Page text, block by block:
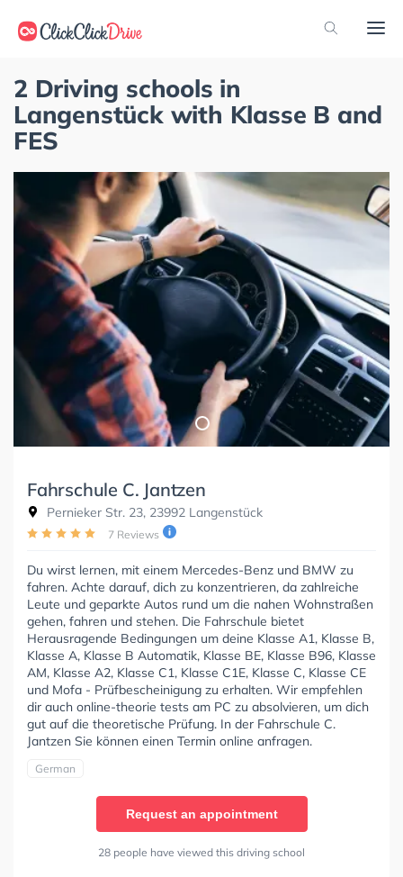
2 Driving schools in
Langenstück with Klasse B and
FES
Fahrschule C. Jantzen
Pernieker Str. 23, 23992 Langenstück
7 Reviews
Du wirst lernen, mit einem Mercedes-Benz und BMW zu
fahren. Achte darauf, dich zu konzentrieren, da zahlreiche
Leute und geparkte Autos rund um die nahen Wohnstraßen
gehen, fahren und stehen. Die Fahrschule bietet
Herausragende Bedingungen um deine Klasse A1, Klasse B,
Klasse A, Klasse B Automatik, Klasse BE, Klasse B96, Klasse
AM, Klasse A2, Klasse C1, Klasse C1E, Klasse C, Klasse CE
und Mofa - Prüfbescheinigung zu erhalten. Wir empfehlen
dir auch online-theorie tests am PC zu absolvieren, um dich
gut auf die theoretische Prüfung. In der Fahrschule C.
Jantzen Sie können einen Termin online anfragen.
German
Request an appointment
28 people have viewed this driving school